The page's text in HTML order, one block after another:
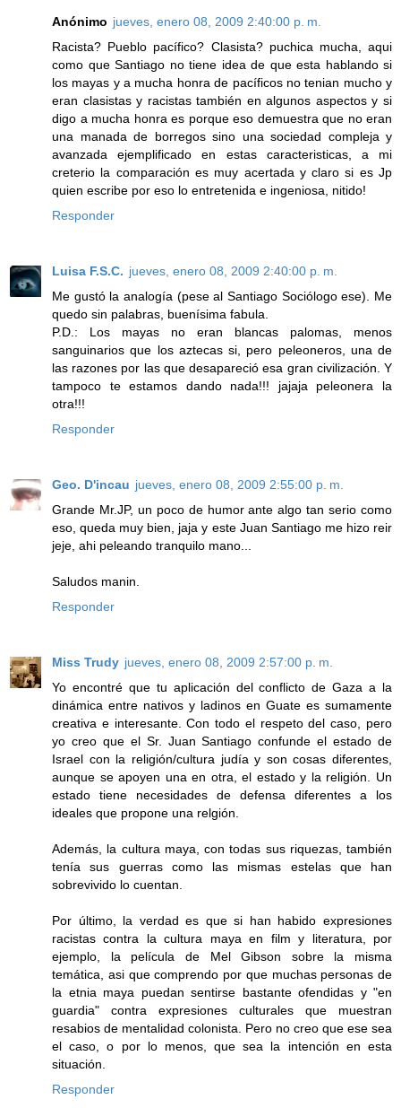
Anónimo jueves, enero 08, 2009 2:40:00 p. m.
Racista? Pueblo pacífico? Clasista? puchica mucha, aqui
como que Santiago no tiene idea de que esta hablando si
los mayas y a mucha honra de pacíficos no tenian mucho y
eran clasistas y racistas también en algunos aspectos y si
digo a mucha honra es porque eso demuestra que no eran
una manada de borregos sino una sociedad compleja y
avanzada ejemplificado en estas caracteristicas, a mi
creterio la comparación es muy acertada y claro si es Jp
quien escribe por eso lo entretenida e ingeniosa, nitido!
Responder
Luisa F.S.C. jueves, enero 08, 2009 2:40:00 p. m.
Me gustó la analogía (pese al Santiago Sociólogo ese). Me
quedo sin palabras, buenísima fabula.
P.D.: Los mayas no eran blancas palomas, menos
sanguinarios que los aztecas si, pero peleoneros, una de
las razones por las que desapareció esa gran civilización. Y
tampoco te estamos dando nada!!! jajaja peleonera la
otra!!!
Responder
Geo. D'incau jueves, enero 08, 2009 2:55:00 p. m.
Grande Mr.JP, un poco de humor ante algo tan serio como
eso, queda muy bien, jaja y este Juan Santiago me hizo reir
jeje, ahi peleando tranquilo mano...
Saludos manin.
Responder
Miss Trudy jueves, enero 08, 2009 2:57:00 p. m.
Yo encontré que tu aplicación del conflicto de Gaza a la
dinámica entre nativos y ladinos en Guate es sumamente
creativa e interesante. Con todo el respeto del caso, pero
yo creo que el Sr. Juan Santiago confunde el estado de
Israel con la religión/cultura judía y son cosas diferentes,
aunque se apoyen una en otra, el estado y la religión. Un
estado tiene necesidades de defensa diferentes a los
ideales que propone una relgión.
Además, la cultura maya, con todas sus riquezas, también
tenía sus guerras como las mismas estelas que han
sobrevivido lo cuentan.
Por último, la verdad es que si han habido expresiones
racistas contra la cultura maya en film y literatura, por
ejemplo, la película de Mel Gibson sobre la misma
temática, asi que comprendo por que muchas personas de
la etnia maya puedan sentirse bastante ofendidas y "en
guardia" contra expresiones culturales que muestran
resabios de mentalidad colonista. Pero no creo que ese sea
el caso, o por lo menos, que sea la intención en esta
situación.
Responder